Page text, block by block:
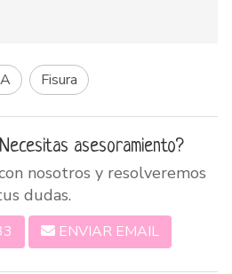
Fisura
asesoramiento?
nosotros y resolveremos
dudas.
ENVIAR EMAIL